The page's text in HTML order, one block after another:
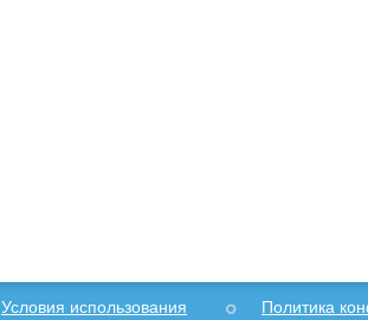
Условия использования Политика